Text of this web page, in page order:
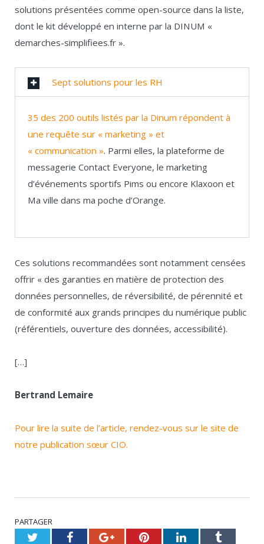
solutions présentées comme open-source dans la liste,
dont le kit développé en interne par la DINUM «
demarches-simplifiees.fr ».
Sept solutions pour les RH
35 des 200 outils listés par la Dinum répondent à
une requête sur « marketing » et
« communication ». Parmi elles, la plateforme de
messagerie Contact Everyone, le marketing
d’événements sportifs Pims ou encore Klaxoon et
Ma ville dans ma poche d’Orange.
Ces solutions recommandées sont notamment censées
offrir « des garanties en matière de protection des
données personnelles, de réversibilité, de pérennité et
de conformité aux grands principes du numérique public
(référentiels, ouverture des données, accessibilité).
[…]
Bertrand Lemaire
Pour lire la suite de l’article, rendez-vous sur le site de
notre publication sœur CIO.
PARTAGER
TwitterFacebookGoogle+PinterestLinkedInTumblr